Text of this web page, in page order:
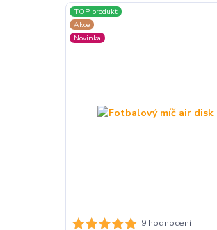
TOP produkt
Akce
Novinka
9 hodnocení